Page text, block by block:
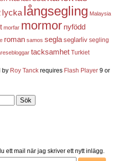
lycka långsegling Malaysia
morfar mormor nyfödd
roman samos segla seglarliv segling
tacksamhet Turkiet
by Roy Tanck requires Flash Player 9 or
ett mail när jag skriver ett nytt inlägg.